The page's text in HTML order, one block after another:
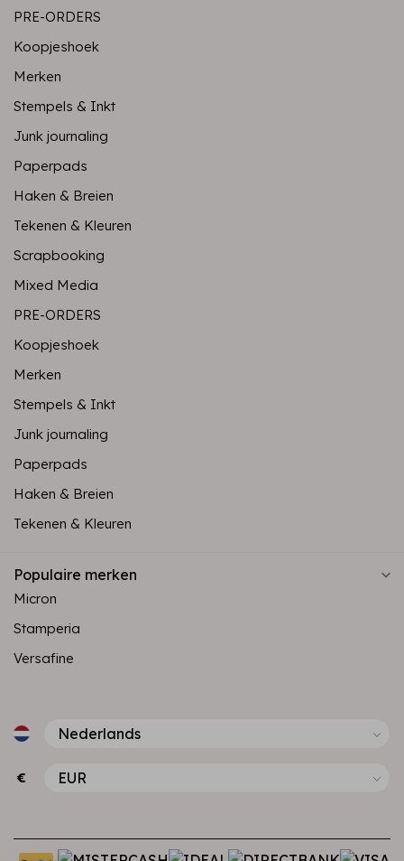
PRE-ORDERS
Koopjeshoek
Merken
Stempels & Inkt
Junk journaling
Paperpads
Haken & Breien
Tekenen & Kleuren
Scrapbooking
Mixed Media
PRE-ORDERS
Koopjeshoek
Merken
Stempels & Inkt
Junk journaling
Paperpads
Haken & Breien
Tekenen & Kleuren
Populaire merken
Micron
Stamperia
Versafine
€